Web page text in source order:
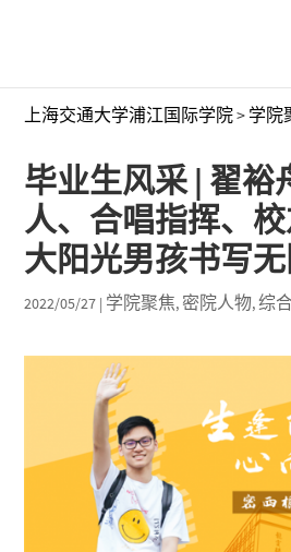
上海交通大学浦江国际学院> 学院
毕业生风采 | 翟裕
人、合唱指挥、
大阳光男孩书写无
2022/05/27 | 学院聚焦, 密院人物,综